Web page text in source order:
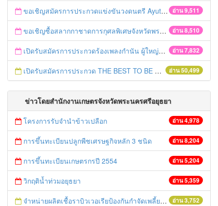
อ่าน 9,511
ขอเชิญสมัครการประกวดแข่งขันวงดนตรี Ayutthaya battle of the bands
อ่าน 8,510
ขอเชิญซื้อสลากกาชาดการกุศลพิเศษจังหวัดพระนครศรีอยุธยา 2560
อ่าน 7,832
เปิดรับสมัครการประกวดร้องเพลงกำนัน ผู้ใหญ่บ้าน ฯลฯ
อ่าน 50,499
เปิดรับสมัครการประกวด THE BEST TO BE NUMBER ONE
ข่าวโดยสำนักงานเกษตรจังหวัดพระนครศรีอยุธยา
อ่าน 4,978
โครงการรับจำนำข้าวเปลือก
อ่าน 8,204
การขึ้นทะเบียนปลูกพืชเศรษฐกิจหลัก 3 ชนิด
อ่าน 5,204
การขึ้นทะเบียนเกษตรกรปี 2554
อ่าน 5,359
วิกฤติน้ำท่วมอยุธยา
อ่าน 3,752
จำหน่ายผลิตเชื้อราบิวเวอเรียป้องกันกำจัดเพลี้ยกระโดดสีน้ำตาล